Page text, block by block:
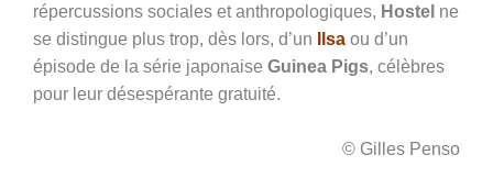
répercussions sociales et anthropologiques, Hostel ne
se distingue plus trop, dès lors, d’un
Ilsa ou d’un
épisode de la série japonaise Guinea Pigs, célèbres
pour leur désespérante gratuité.
© Gilles Penso